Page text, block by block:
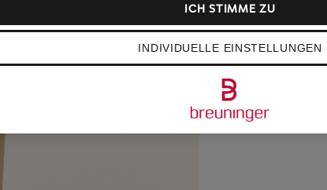
INDIVIDUELLE EINSTELLUNGEN
ICH STIMME ZU